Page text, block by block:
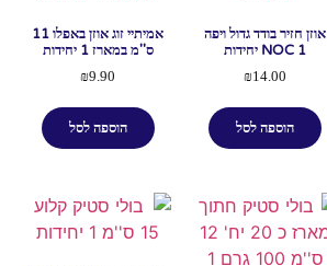
אוזן חזיר בודד גדול ויפה
NOC 1 יחידות
₪14.00
הוספה לסל
אמיתיי זוג אוזן באפלו 11
ס''מ במארז 1 יחידות
₪9.90
הוספה לסל